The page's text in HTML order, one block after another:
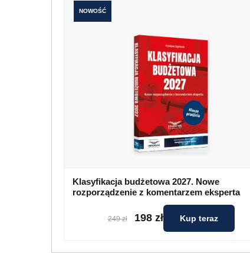
NOWOŚĆ
Klasyfikacja budżetowa 2027. Nowe
rozporządzenie z komentarzem eksperta
249 zł 198 zł Kup teraz